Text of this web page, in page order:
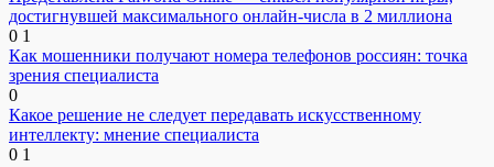
достигнувшей максимального онлайн-числа в 2 миллиона
0 1
Как мошенники получают номера телефонов россиян: точка
зрения специалиста
0
Какое решение не следует передавать искусственному
интеллекту: мнение специалиста
0 1